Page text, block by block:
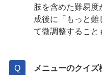
肢を含めた難易
成後に「もっと
て微調整すること
メニューのクイ